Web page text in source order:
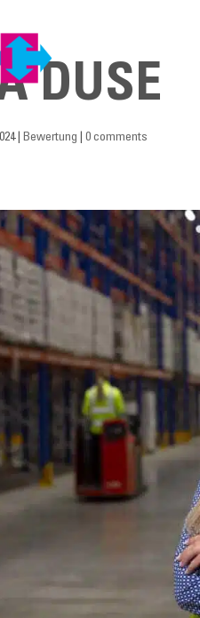
DUSE
| Bewertung |0 comments